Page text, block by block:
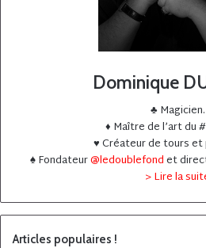
Dominique
♣️ Magicien.
♦️ Maître de l’art du
♥️ Créateur de tours
♠️ Fondateur@ledoublefondet
> Lire la
Articles populaires !